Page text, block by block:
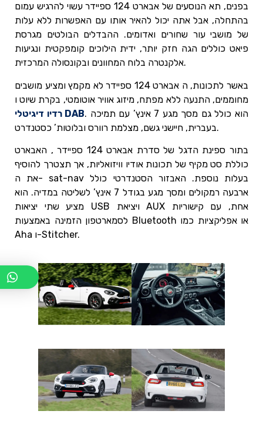
בפנים, תא הנוסעים של אבארט 124 ספיידר עשוי להרגיש עמום
בהתחלה, אבל אתה יכול להאיר אותו עם האפשרות ללא עלות
של מושבי עור שחורים ואדומים. ההבדלים הבולטים מגרסת
פיאט כוללים הגה חזק יותר, ידית הילוכים קומפקטית ונגיעות
אלקנטרה בלוח המחוונים ובקונסולה המרכזית.
באשר לתכונות, ה אבארט 124 ספיידר לא מקמץ ומציע מושבים
מחוממים, התנעה ללא מפתח, מיזוג אוויר אוטומטי, בקרת שיוט ו
רדיו דיגיטלי DAB. הוא כולל גם מסך מגע 7 אינץ’ עם תמיכה
בעברית, חיישני גשם, מצלמת רוורס ובלוטות’ כסטנדרט.
בתור ספינת הדגל של סדרת אבארט 124 ספיידר , האבארט
כוללת סט מקיף של תכונות אודיו וויזואליות, אך תצטרך להוסיף
את ה- sat-nav בעלות נוספת. האבזור הסטנדרטי כולל
ארבעה רמקולים ומסך מגע בגודל 7 אינץ’ לשליטה במדיה. הוא
מציע שתי יציאות USB ויציאת AUX אחת, עם קישוריות
לסמארטפון הזמינה באמצעות Bluetooth או אפליקציות כמו
Aha ו-Stitcher.